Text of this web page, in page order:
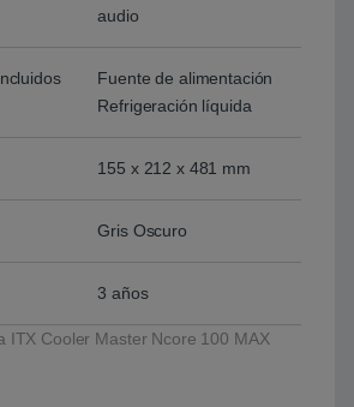
audio
Fuente de alimentación
Refrigeración líquida
155 x 212 x 481 mm
Gris Oscuro
3 años
ITX Cooler Master Ncore 100 MAX